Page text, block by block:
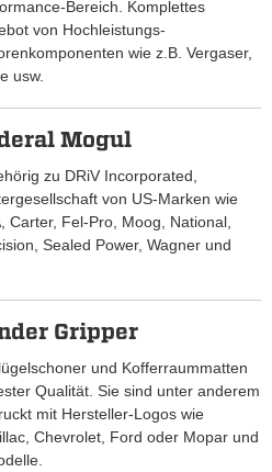
Bereich. Komplettes
von Hochleistungs-
wie z.B. Vergaser,
usw.
Mogul
zu DRiV Incorporated,
von US-Marken wie
Carter, Fel-Pro, Moog, National,
Sealed Power, Wagner und
Gripper
und Kofferraummatten
Qualität. Sie sind unter anderem
mit Hersteller-Logos wie
Chevrolet, Ford oder Mopar und